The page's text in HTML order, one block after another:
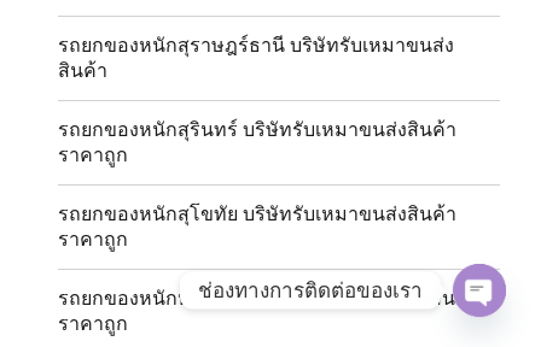
รถยกของหนักสุราษฎร์ธานี บริษัทรับเหมาขนส่ง
สินค้า
รถยกของหนักสุรินทร์ บริษัทรับเหมาขนส่งสินค้า
ราคาถูก
รถยกของหนักสุโขทัย บริษัทรับเหมาขนส่งสินค้า
ราคาถูก
รถยกของหนักหนองคาย บริษัทรับเหมาขนส่งสินค้า
ราคาถูก
ช่องทางการติดต่อของเรา
OPEN